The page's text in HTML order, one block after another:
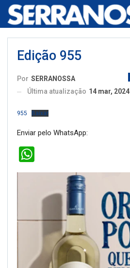
Edição 955
Por SERRANOSSA
Última atualização 14 mar, 2024
955 Baixar
Enviar pelo WhatsApp: